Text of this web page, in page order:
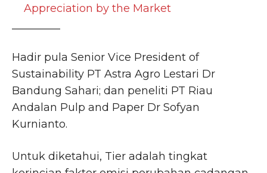
Appreciation by the Market
Hadir pula Senior Vice President of
Sustainability PT Astra Agro Lestari Dr
Bandung Sahari; dan peneliti PT Riau
Andalan Pulp and Paper Dr Sofyan
Kurnianto.
Untuk diketahui, Tier adalah tingkat